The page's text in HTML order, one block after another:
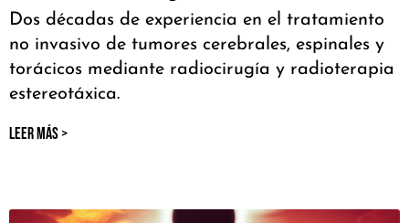
Dos décadas de experiencia en el tratamiento
no invasivo de tumores cerebrales, espinales y
torácicos mediante radiocirugía y radioterapia
estereotáxica.
LEER MÁS >